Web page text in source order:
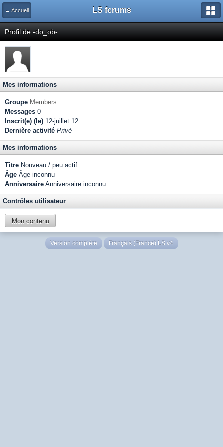
← Accueil LS forums
Profil de -do_ob-
Mes informations
Groupe Members
Messages 0
Inscrit(e) (le) 12-juillet 12
Dernière activité Privé
Mes informations
Titre Nouveau / peu actif
Âge Âge inconnu
Anniversaire Anniversaire inconnu
Contrôles utilisateur
Mon contenu
Version complète Français (France) LS v4